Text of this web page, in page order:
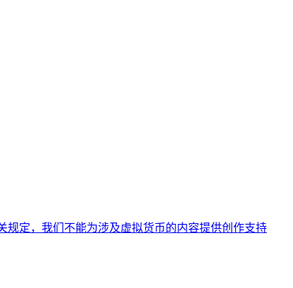
规定，我们不能为涉及虚拟货币的内容提供创作支持